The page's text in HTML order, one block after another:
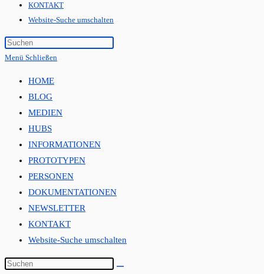
KONTAKT
Website-Suche umschalten
Menü Schließen
HOME
BLOG
MEDIEN
HUBS
INFORMATIONEN
PROTOTYPEN
PERSONEN
DOKUMENTATIONEN
NEWSLETTER
KONTAKT
Website-Suche umschalten